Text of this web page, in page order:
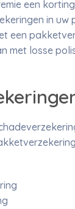
een
in uw
een
met losse